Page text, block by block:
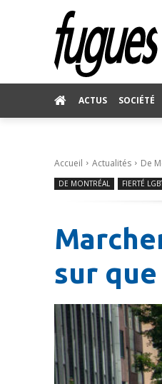
ACTUS SOCIÉTÉ
Accueil Actualités De
DE MONTRÉAL FIERTÉ
sur